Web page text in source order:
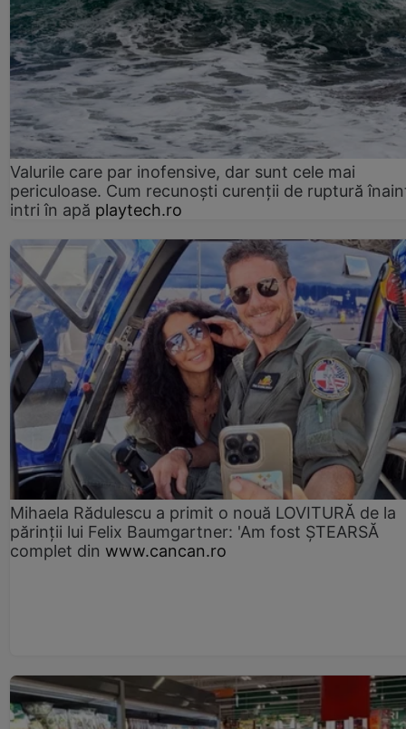
Valurile care par inofensive, dar sunt cele mai
periculoase. Cum recunoști curenții de ruptură
intri în apă playtech.ro
Mihaela Rădulescu a primit o nouă LOVITURĂ de la
părinții lui Felix Baumgartner: 'Am fost ȘTEARSĂ
complet din www.cancan.ro